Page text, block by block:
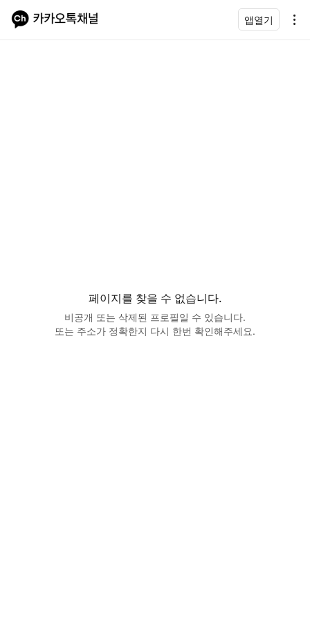
앱열기
페이지를 찾을 수 없습니다.
비공개 또는 삭제된 프로필일 수 있습니다.
또는 주소가 정확한지 다시 한번 확인해주세요.